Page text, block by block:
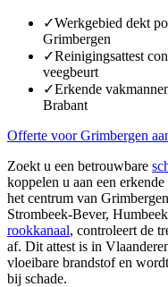
✓Werkgebied dekt
Grimbergen
✓Reinigingsattest
veegbeurt
✓Erkende
Brabant
Offerte voor Grimbergen
Zoekt u een betrouwbare
koppelen u aan een
het centrum van
Strombeek-Bever,
rookkanaal, controleert de
af. Dit attest is in
vloeibare brandstof en
bij schade.